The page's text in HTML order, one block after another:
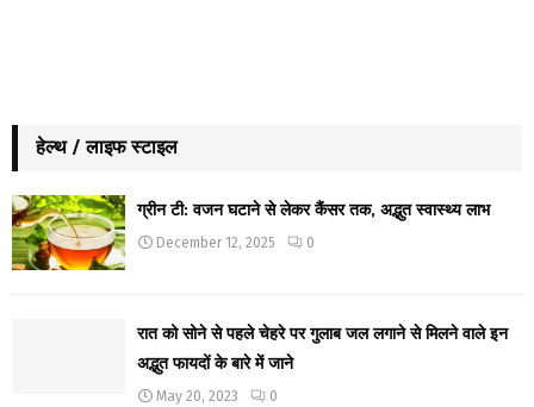
हेल्थ / लाइफ स्टाइल
ग्रीन टी: वजन घटाने से लेकर कैंसर तक, अद्भुत स्वास्थ्य लाभ
December 12, 2025 0
रात को सोने से पहले चेहरे पर गुलाब जल लगाने से मिलने वाले इन
अद्भुत फायदों के बारे में जाने
May 20, 2023 0